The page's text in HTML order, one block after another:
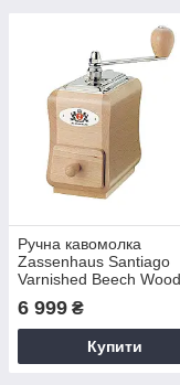
Ручна кавомолка
Zassenhaus Santiago
Varnished Beech
дерев'яним ящиком у
вінтажному стилі з
сталевими жорнами
6 999 ₴
Купити